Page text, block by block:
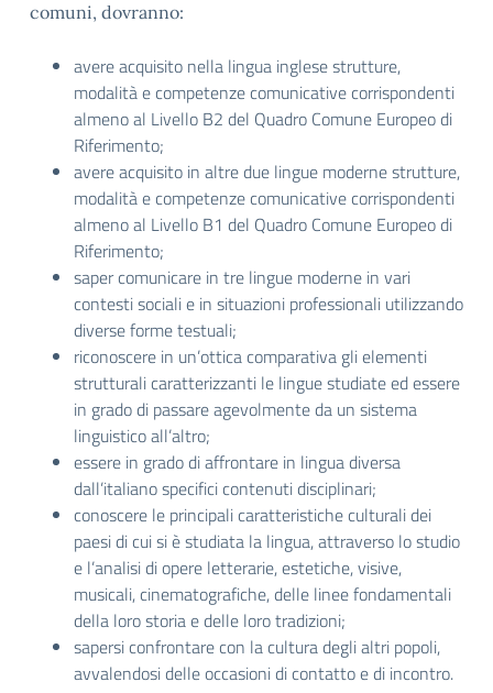
comuni, dovranno:
avere acquisito nella lingua inglese strutture,
modalità e competenze comunicative corrispondenti
almeno al Livello B2 del Quadro Comune Europeo di
Riferimento;
avere acquisito in altre due lingue moderne strutture,
modalità e competenze comunicative corrispondenti
almeno al Livello B1 del Quadro Comune Europeo di
Riferimento;
saper comunicare in tre lingue moderne in vari
contesti sociali e in situazioni professionali utilizzando
diverse forme testuali;
riconoscere in un’ottica comparativa gli elementi
strutturali caratterizzanti le lingue studiate ed essere
in grado di passare agevolmente da un sistema
linguistico all’altro;
essere in grado di affrontare in lingua diversa
dall’italiano specifici contenuti disciplinari;
conoscere le principali caratteristiche culturali dei
paesi di cui si è studiata la lingua, attraverso lo studio
e l’analisi di opere letterarie, estetiche, visive,
musicali, cinematografiche, delle linee fondamentali
della loro storia e delle loro tradizioni;
sapersi confrontare con la cultura degli altri popoli,
avvalendosi delle occasioni di contatto e di incontro.